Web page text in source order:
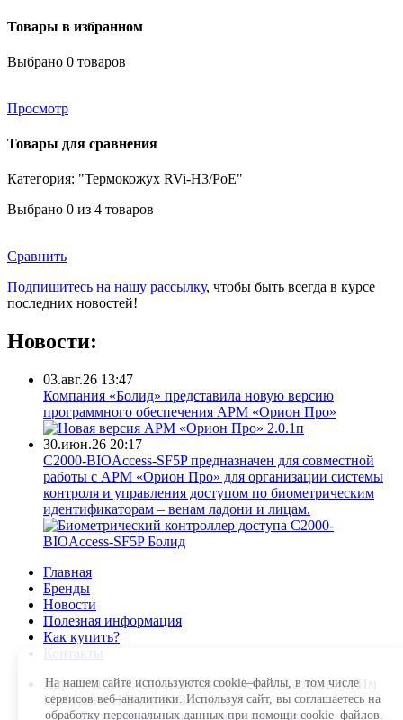
На нашем сайте используются cookie–файлы, в том числе
сервисов веб–аналитики. Используя сайт, вы соглашаетесь на
обработку персональных данных при помощи cookie–файлов.
Товары в избранном
Выбрано 0 товаров
Просмотр
Товары для сравнения
Категория: "Термокожух RVi-H3/PoE"
Выбрано 0 из 4 товаров
Сравнить
Подпишитесь на нашу рассылку, чтобы быть всегда в курсе
последних новостей!
Новости:
03.авг.26 13:47
Компания «Болид» представила новую версию
программного обеспечения АРМ «Орион Про»
30.июн.26 20:17
С2000-BIOAccess-SF5P предназначен для совместной
работы с АРМ «Орион Про» для организации системы
контроля и управления доступом по биометрическим
идентификаторам – венам ладони и лицам.
Главная
Бренды
Новости
Полезная информация
Как купить?
Контакты
Адрес: 410004, Саратовская область, г Саратов, ул Им
Мичурина И.В., д. 24/30, офис 6
Соглашение об использовании сайта